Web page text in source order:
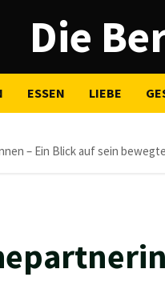
Die
ESSEN LIEBE
– Ein Blick auf sein